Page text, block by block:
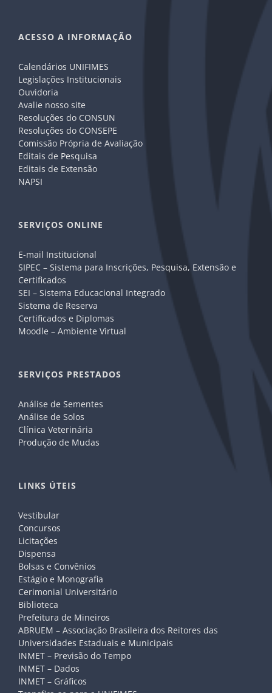
ACESSO A INFORMAÇÃO
Calendários UNIFIMES
Legislações Institucionais
Ouvidoria
Avalie nosso site
Resoluções do CONSUN
Resoluções do CONSEPE
Comissão Própria de Avaliação
Editais de Pesquisa
Editais de Extensão
NAPSI
SERVIÇOS ONLINE
E-mail Institucional
SIPEC – Sistema para Inscrições, Pesquisa, Extensão e
Certificados
SEI – Sistema Educacional Integrado
Sistema de Reserva
Certificados e Diplomas
Moodle – Ambiente Virtual
SERVIÇOS PRESTADOS
Análise de Sementes
Análise de Solos
Clínica Veterinária
Produção de Mudas
LINKS ÚTEIS
Vestibular
Concursos
Licitações
Dispensa
Bolsas e Convênios
Estágio e Monografia
Cerimonial Universitário
Biblioteca
Prefeitura de Mineiros
ABRUEM – Associação Brasileira dos Reitores das
Universidades Estaduais e Municipais
INMET – Previsão do Tempo
INMET – Dados
INMET – Gráficos